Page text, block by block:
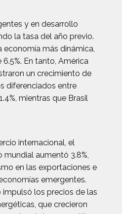
y en desarrollo
la tasa del año previo.
más dinámica,
En tanto, América
un crecimiento de
diferenciados entre
mientras que Brasil
internacional, el
aumentó 3.8%,
en las exportaciones e
emergentes.
los precios de las
que crecieron